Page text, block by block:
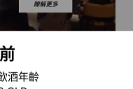
酒年齡